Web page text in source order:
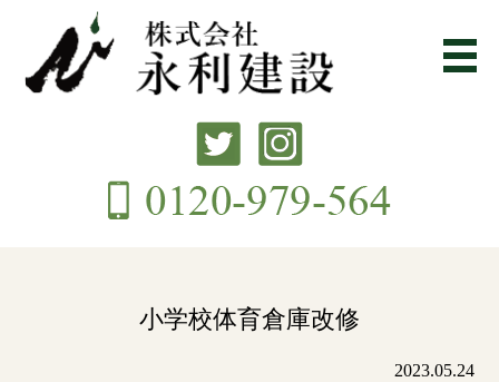
小学校体育倉庫改修
2023.05.24